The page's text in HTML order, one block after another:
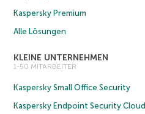
Kaspersky Premium
Alle Lösungen
KLEINE UNTERNEHMEN
1-50 MITARBEITER
Kaspersky Small Office Security
Kaspersky Endpoint Security Cloud